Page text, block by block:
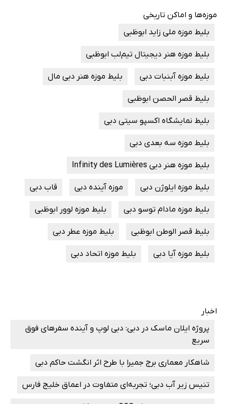
موزه‌ها و اماکن تاریخی
بلیط موزه ملی زاید ابوظبی
بلیط موزه هنر دیجیتال تیم‌لب ابوظبی
بلیط موزه آبنبات دبی بلیط موزه هنر دبی مال
بلیط قصر الحصن ابوظبی
بلیط نمایشگاه اکسپو سیتی دبی
بلیط موزه سه بعدی دبی
بلیط موزه هنر دبی Infinity des Lumières
بلیط موزه ایلوژن دبی موزه آینده دبی قاب دبی
بلیط موزه مادام توسو دبی بلیط موزه لوور ابوظبی
بلیط قصر الوطن ابوظبی بلیط موزه عطر دبی
بلیط موزه آیا دبی بليط موزه اتحاد دبی
اخبار
پروژه ایلان ماسک در دبی: دبی لوپ و آینده سفرهای فوق
سریع
شاهکار معماری برج جمیرا با طرح اثر انگشت حاکم دبی
تنیس زیر آب دبی؛ تجربه‌ای متفاوت در اعماق خلیج فارس